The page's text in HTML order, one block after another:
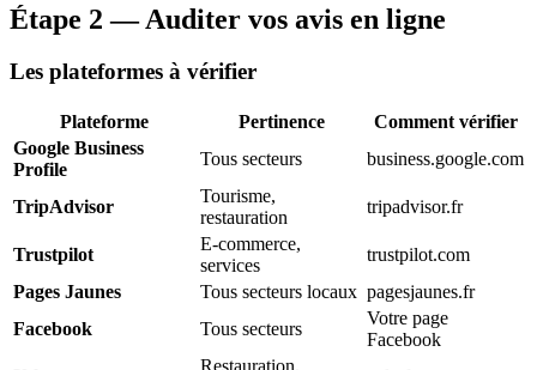
Étape 2 — Auditer vos avis en ligne
Les plateformes à vérifier
Plateforme Pertinence
Comment vérifier
Google Business
Profile
Tous secteurs business.google.com
TripAdvisor
Tourisme,
restauration
tripadvisor.fr
Trustpilot
E-commerce,
services
trustpilot.com
Pages Jaunes
Tous secteurs locaux pagesjaunes.fr
Facebook
Tous secteurs
Votre page
Facebook